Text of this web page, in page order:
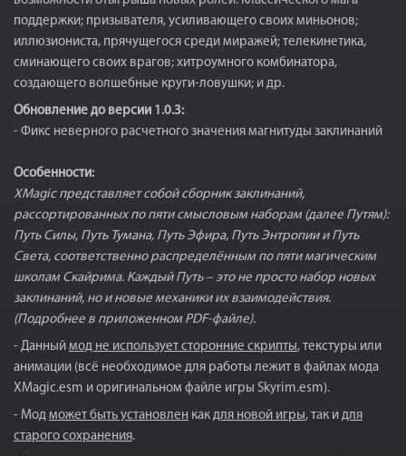
поддержки; призывателя, усиливающего своих миньонов;
иллюзиониста, прячущегося среди миражей; телекинетика,
сминающего своих врагов; хитроумного комбинатора,
создающего волшебные круги-ловушки; и др.
Обновление до версии 1.0.3:
- Фикс неверного расчетного значения магнитуды заклинаний
Особенности:
XMagic представляет собой сборник заклинаний,
рассортированных по пяти смысловым наборам (далее Путям):
Путь Силы, Путь Тумана, Путь Эфира, Путь Энтропии и Путь
Света, соответственно распределённым по пяти магическим
школам Скайрима. Каждый Путь – это не просто набор новых
заклинаний, но и новые механики их взаимодействия.
(Подробнее в приложенном PDF-файле).
- Данный мод не использует сторонние скрипты, текстуры или
анимации (всё необходимое для работы лежит в файлах мода
XMagic.esm и оригинальном файле игры Skyrim.esm).
- Мод может быть установлен как для новой игры, так и для
старого сохранения.